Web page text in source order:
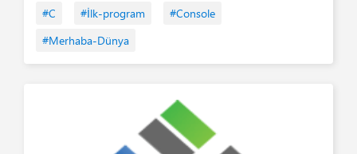
#C #İlk-program
#Console
#Merhaba-Dünya